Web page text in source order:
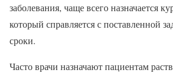
заболевания, чаще всего назначается
который справляется с поставленной
сроки.
Часто врачи назначают пациентам